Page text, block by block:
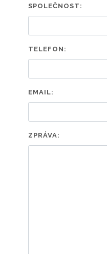
SPOLEČNOST:
TELEFON:
EMAIL:
ZPRÁVA: